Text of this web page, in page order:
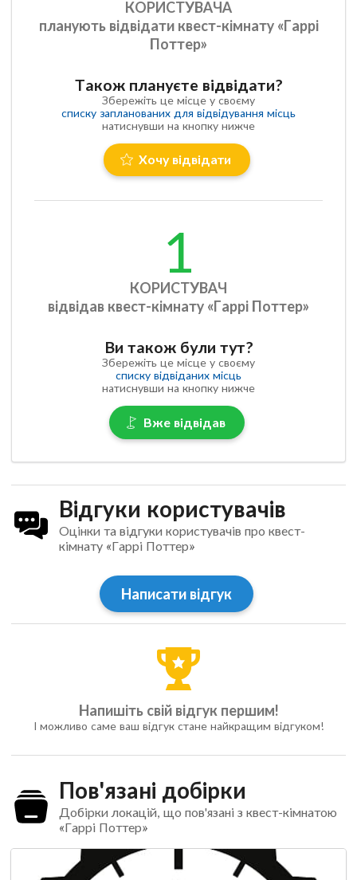
КОРИСТУВАЧА
планують відвідати квест-кімнату «Гаррі
Поттер»
Також плануєте відвідати?
Збережіть це місце у своєму
списку запланованих для відвідування місць
натиснувши на кнопку нижче
Хочу відвідати
1
КОРИСТУВАЧ
відвідав квест-кімнату «Гаррі Поттер»
Ви також були тут?
Збережіть це місце у своєму
списку відвіданих місць
натиснувши на кнопку нижче
Вже відвідав
Відгуки користувачів
Оцінки та відгуки користувачів про квест-
кімнату «Гаррі Поттер»
Написати відгук
Напишіть свій відгук першим!
І можливо саме ваш відгук стане найкращим відгуком!
Пов'язані добірки
Добірки локацій, що пов'язані з квест-кімнатою
«Гаррі Поттер»